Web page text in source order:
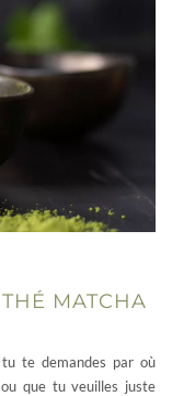
MATCHA
te demandes par où
que tu veuilles juste